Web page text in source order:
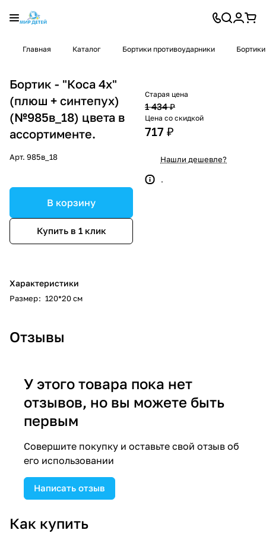
Главная Каталог Бортики противоударники
Бортик - "Коса 4х"
(плюш + синтепух)
(№985в_18) цвета в
ассортименте.
Арт. 985в_18
В корзину
Купить в 1 клик
Характеристики
Размер: 120*20 см
Старая цена
1 434 ₽
Цена со скидкой
717 ₽
Нашли дешевле?
.
Отзывы
У этого товара пока нет
отзывов, но вы можете быть
первым
Совершите покупку и оставьте свой отзыв об
его использовании
Написать отзыв
Как купить